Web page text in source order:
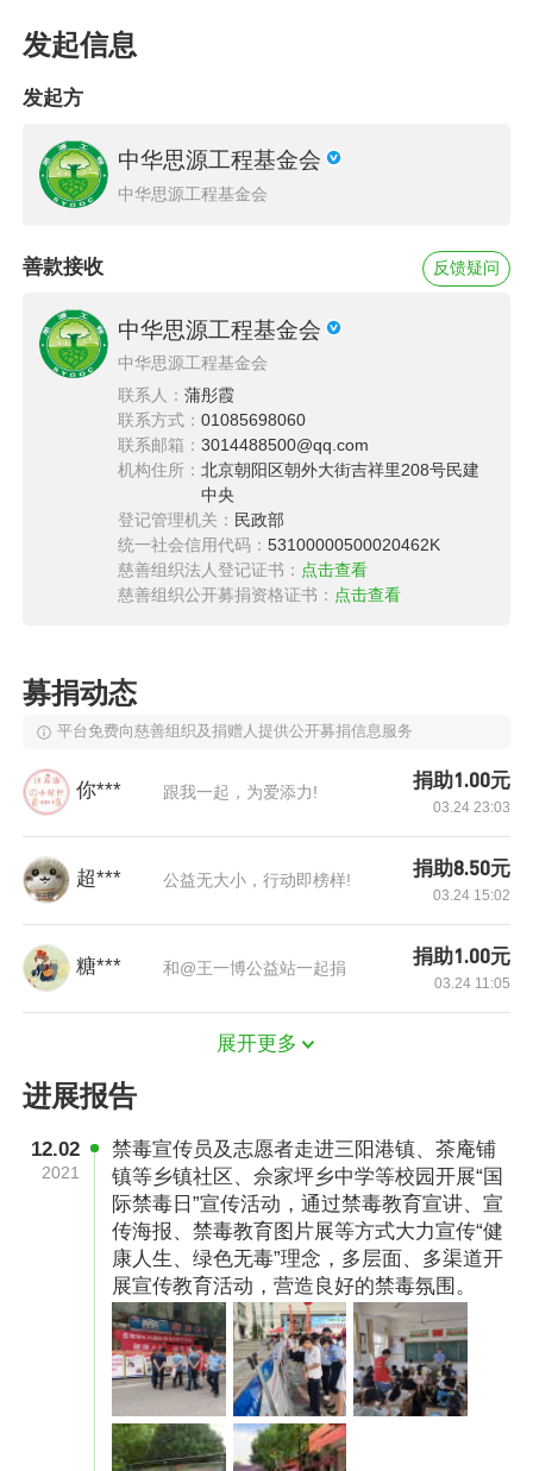
（图源来自网络）
(1) 吸毒者中青少年的比例大概占总吸毒者的
75%，而且还有数量惊人的隐形吸毒者的存在；
(2) 吸毒青少年中绝大部分的文化程度普遍偏低，
有的甚至是文盲。
(3) 青少年吸毒人员由以往的单独吸食逐渐发展为
(4) 青少年吸毒人员中以贩养吸的情况普遍存在，
形成恶性循环，走上犯罪的道路。
通过以上我国青少年吸毒现状的调查，我们不难
看出，推行对青少年的毒品预防教育已经迫在眉
睫。
有研究显示，使用新型毒品的性行为会让艾滋病
传播风险提高两倍，而使用新型毒品的群体主要
集中在青年群体中。禁毒防艾工作是一项艰巨复
杂的工作，而破解吸毒低龄化的问题是禁毒的重
要环节。举办禁毒防艾的宣传教育，是青少年预
发起信息
发起方
中华思源工程基金会
中华思源工程基金会
善款接收
中华思源工程基金会
中华思源工程基金会
联系人：蒲彤霞
联系方式：01085698060
联系邮箱：3014488500@qq.com
机构住所：北京朝阳区朝外大街吉祥里208号民建
中央
登记管理机关： 民政部
统一社会信用代码：53100000500020462K
慈善组织法人登记证书： 点击查看
慈善组织公开募捐资格证书： 点击查看
反馈疑问
募捐动态
平台免费向慈善组织及捐赠人提供公开募捐信息服务
你*** 跟我一起，为爱添力!
捐助1.00元
03.24 23:03
超*** 公益无大小，行动即榜样!
捐助8.50元
03.24 15:02
糖*** 和@王一博公益站一起捐
捐助1.00元
03.24 11:05
展开更多
进展报告
12.02
2021
禁毒宣传员及志愿者走进三阳港镇、茶庵铺
镇等乡镇社区、佘家坪乡中学等校园开展“国
际禁毒日”宣传活动，通过禁毒教育宣讲、宣
传海报、禁毒教育图片展等方式大力宣传“健
康人生、绿色无毒”理念，多层面、多渠道开
展宣传教育活动，营造良好的禁毒氛围。